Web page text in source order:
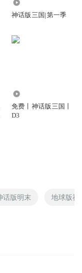
神话版三国|第一季
免费丨神话版三国丨
D3
话版明末 地球版神